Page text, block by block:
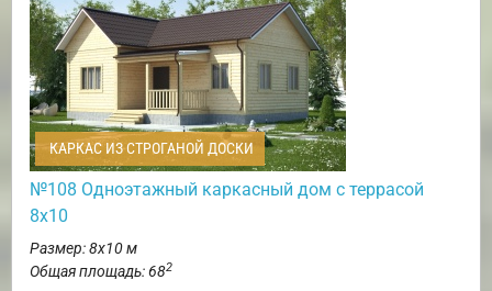
КАРКАС ИЗ СТРОГАНОЙ ДОСКИ
№108 Одноэтажный каркасный дом с террасой
8х10
Размер: 8х10 м
Общая площадь: 682